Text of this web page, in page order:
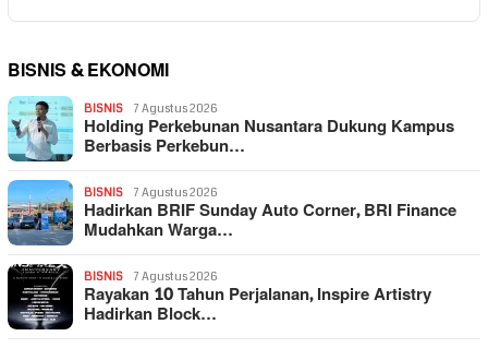
BISNIS & EKONOMI
BISNIS 7 Agustus 2026
Holding Perkebunan Nusantara Dukung Kampus
Berbasis Perkebun…
BISNIS 7 Agustus 2026
Hadirkan BRIF Sunday Auto Corner, BRI Finance
Mudahkan Warga…
BISNIS 7 Agustus 2026
Rayakan 10 Tahun Perjalanan, Inspire Artistry
Hadirkan Block…